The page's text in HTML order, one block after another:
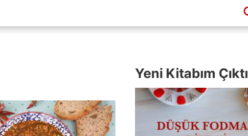
Yeni Kitabım Çıktı